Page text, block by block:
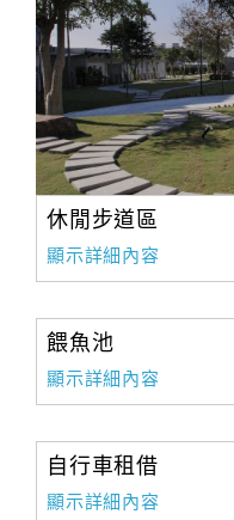
休閒步道區
顯示詳細內容
餵魚池
顯示詳細內容
自行車租借
顯示詳細內容